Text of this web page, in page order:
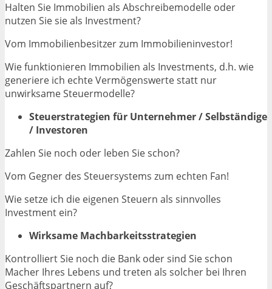
Halten Sie Immobilien als Abschreibemodelle oder
nutzen Sie sie als Investment?
Vom Immobilienbesitzer zum Immobilieninvestor!
Wie funktionieren Immobilien als Investments, d.h. wie
generiere ich echte Vermögenswerte statt nur
unwirksame Steuermodelle?
Steuerstrategien für Unternehmer / Selbständige
/ Investoren
Zahlen Sie noch oder leben Sie schon?
Vom Gegner des Steuersystems zum echten Fan!
Wie setze ich die eigenen Steuern als sinnvolles
Investment ein?
Wirksame Machbarkeitsstrategien
Kontrolliert Sie noch die Bank oder sind Sie schon
Macher Ihres Lebens und treten als solcher bei Ihren
Geschäftspartnern auf?